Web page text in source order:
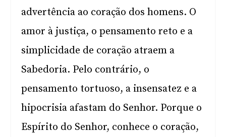
advertência ao coração dos homens. O
amor à justiça, o pensamento reto e a
simplicidade de coração atraem a
Sabedoria. Pelo contrário, o
pensamento tortuoso, a insensatez e a
hipocrisia afastam do Senhor. Porque o
Espírito do Senhor, conhece o coração,